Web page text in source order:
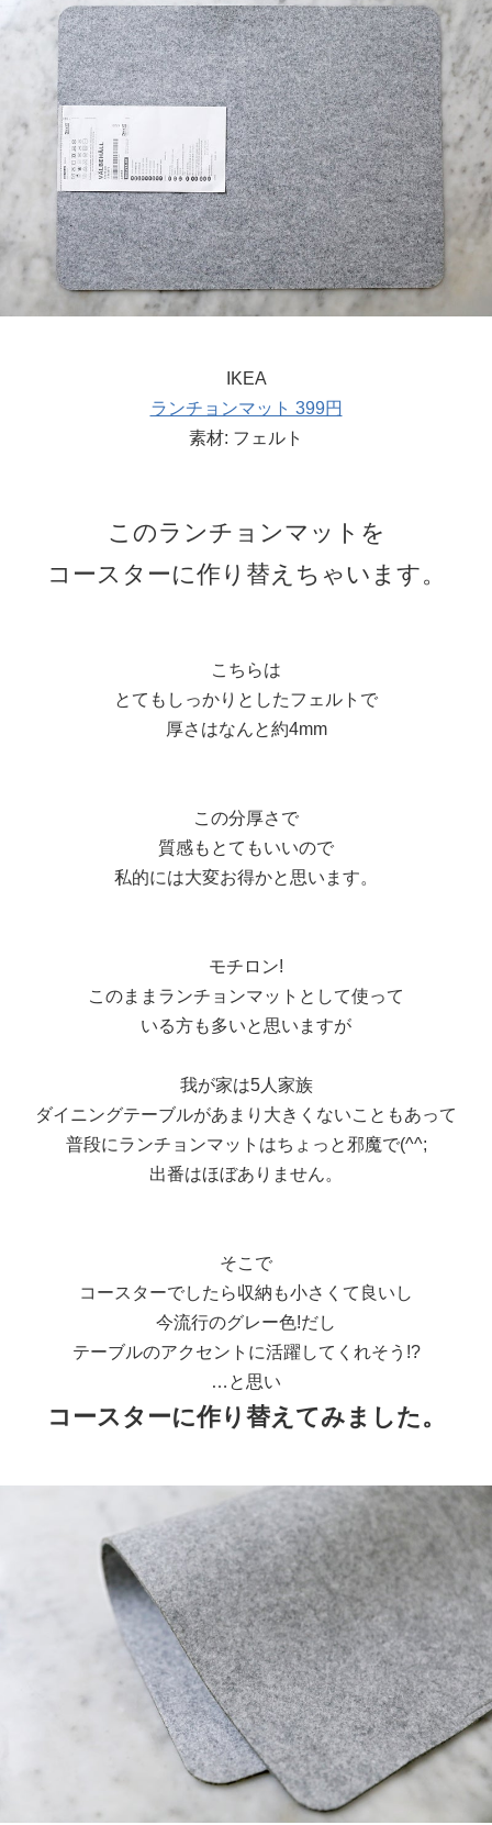
IKEA
ランチョンマット 399円
素材: フェルト
このランチョンマットを
コースターに作り替えちゃいます。
こちらは
とてもしっかりとしたフェルトで
厚さはなんと約4mm
この分厚さで
質感もとてもいいので
私的には大変お得かと思います。
モチロン!
このままランチョンマットとして使って
いる方も多いと思いますが
我が家は5人家族
ダイニングテーブルがあまり大きくないこともあって
普段にランチョンマットはちょっと邪魔で(^^;
出番はほぼありません。
そこで
コースターでしたら収納も小さくて良いし
今流行のグレー色!だし
テーブルのアクセントに活躍してくれそう!?
…と思い
コースターに作り替えてみました。